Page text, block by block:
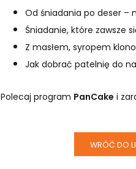
Od śniadania po deser –
Śniadanie, które zawsze
Z masłem, syropem
Jak dobrać patelnię do
Polecaj program PanCake i
WRÓĆ DO